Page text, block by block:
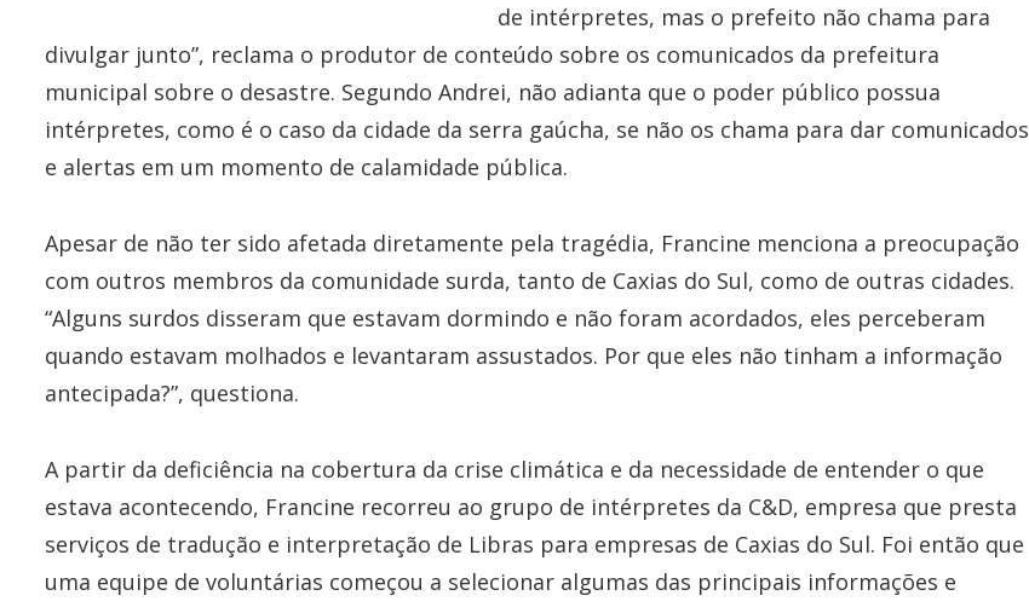
de intérpretes, mas o prefeito não chama para
divulgar junto”, reclama o produtor de conteúdo sobre os comunicados da prefeitura
municipal sobre o desastre. Segundo Andrei, não adianta que o poder público possua
intérpretes, como é o caso da cidade da serra gaúcha, se não os chama para dar comunicados
e alertas em um momento de calamidade pública.
Apesar de não ter sido afetada diretamente pela tragédia, Francine menciona a preocupação
com outros membros da comunidade surda, tanto de Caxias do Sul, como de outras cidades.
“Alguns surdos disseram que estavam dormindo e não foram acordados, eles perceberam
quando estavam molhados e levantaram assustados. Por que eles não tinham a informação
antecipada?”, questiona.
A partir da deficiência na cobertura da crise climática e da necessidade de entender o que
estava acontecendo, Francine recorreu ao grupo de intérpretes da C&D, empresa que presta
serviços de tradução e interpretação de Libras para empresas de Caxias do Sul. Foi então que
uma equipe de voluntárias começou a selecionar algumas das principais informações e